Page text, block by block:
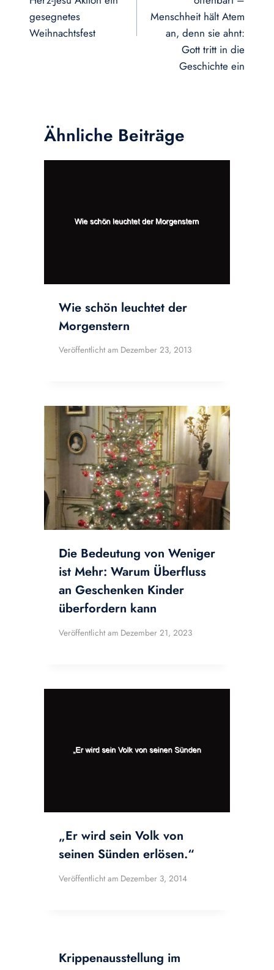
gesegnetes
Weihnachtsfest
Menschheit hält Atem
an, denn sie ahnt:
Gott tritt in die
Geschichte ein
Ähnliche Beiträge
Wie schön leuchtet der
Morgenstern
Veröffentlicht am Dezember 23, 2013
Die Bedeutung von Weniger
ist Mehr: Warum Überfluss
an Geschenken Kinder
überfordern kann
Veröffentlicht am Dezember 21, 2023
„Er wird sein Volk von
seinen Sünden erlösen.“
Veröffentlicht am Dezember 3, 2014
Krippenausstellung im